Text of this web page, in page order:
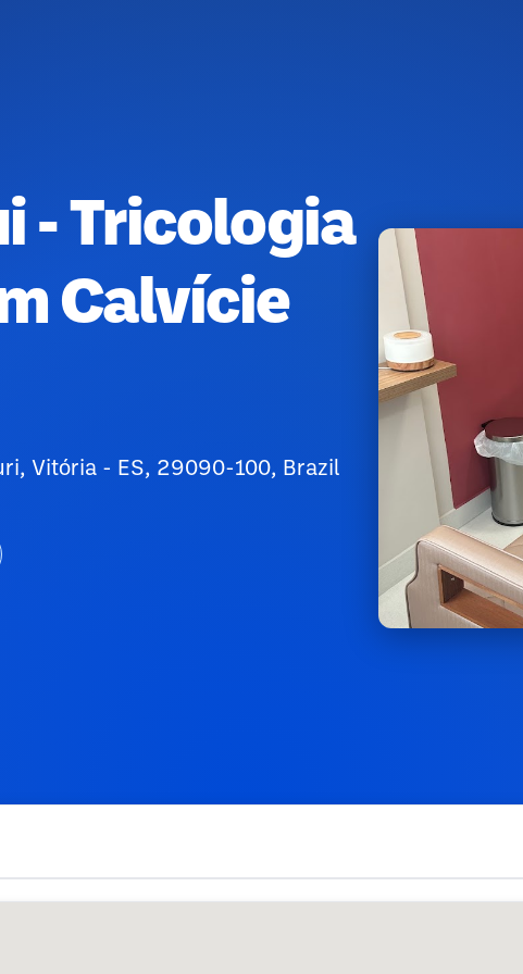
- Tricologia
Calvície
Vitória - ES, 29090-100, Brazil